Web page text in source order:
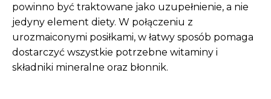
powinno być traktowane jako uzupełnienie, a nie
jedyny element diety. W połączeniu z
urozmaiconymi posiłkami, w łatwy sposób pomaga
dostarczyć wszystkie potrzebne witaminy i
składniki mineralne oraz błonnik.